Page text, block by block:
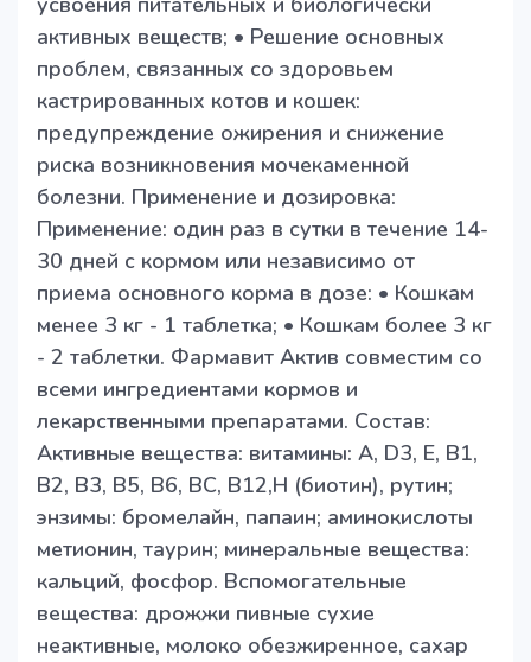
активных веществ; • Решение основных
проблем, связанных со здоровьем
кастрированных котов и кошек:
предупреждение ожирения и снижение
риска возникновения мочекаменной
болезни. Применение и дозировка:
Применение: один раз в сутки в течение 14-
30 дней с кормом или независимо от
приема основного корма в дозе: • Кошкам
менее 3 кг - 1 таблетка; • Кошкам более 3 кг
- 2 таблетки. Фармавит Актив совместим со
всеми ингредиентами кормов и
лекарственными препаратами. Состав:
Активные вещества: витамины: А, D3, Е, В1,
В2, В3, В5, В6, ВС, В12,Н (биотин), рутин;
энзимы: бромелайн, папаин; аминокислоты
метионин, таурин; минеральные вещества:
кальций, фосфор. Вспомогательные
вещества: дрожжи пивные сухие
неактивные, молоко обезжиренное, сахар